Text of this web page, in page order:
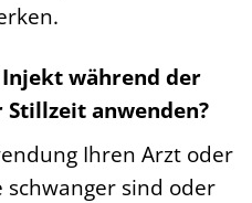
während der
anwenden?
Ihren Arzt oder
sind oder